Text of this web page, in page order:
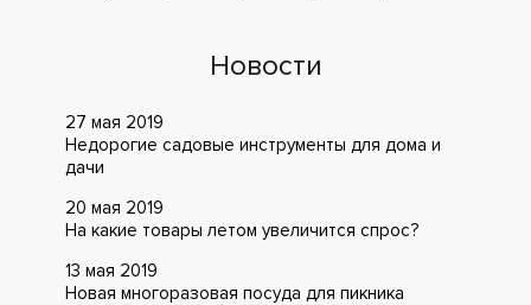
Новости
27 мая 2019
Недорогие садовые инструменты для дома и
дачи
20 мая 2019
На какие товары летом увеличится спрос?
13 мая 2019
Новая многоразовая посуда для пикника